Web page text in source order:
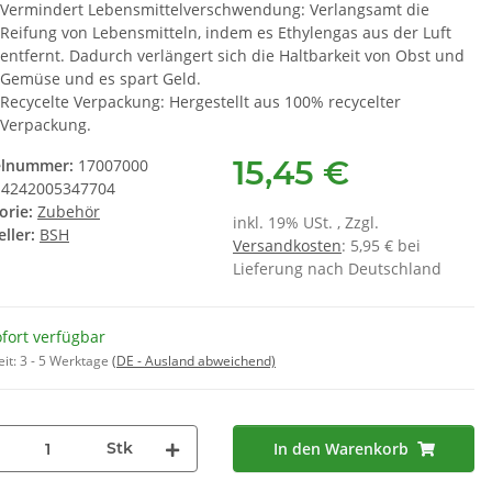
Vermindert Lebensmittelverschwendung: Verlangsamt die
Reifung von Lebensmitteln, indem es Ethylengas aus der Luft
entfernt. Dadurch verlängert sich die Haltbarkeit von Obst und
Gemüse und es spart Geld.
Recycelte Verpackung: Hergestellt aus 100% recycelter
Verpackung.
17007000
4242005347704
Zubehör
BSH
15,45 €
inkl. 19% USt. , Zzgl.
Versandkosten: 5,95 € bei
Lieferung nach Deutschland
verfügbar
3 - 5 Werktage (DE - Ausland abweichend)
Stk In den Warenkorb
BRITA
- ( 3er Set
)
€
*
€ pro 1
Wasserfilter TZ70003
9,95 €